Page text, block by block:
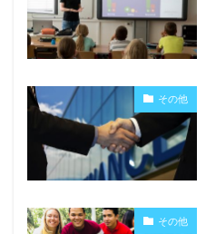
その他
その他